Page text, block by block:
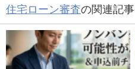
住宅ローン審査の関連記事